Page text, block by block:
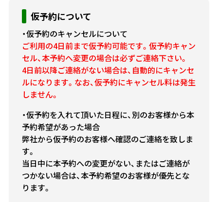
仮予約について
・仮予約のキャンセルについて
ご利用の4日前まで仮予約可能です。仮予約キャン
セル、本予約へ変更の場合は必ずご連絡下さい。
4日前以降ご連絡がない場合は、自動的にキャンセ
ルになります。なお、仮予約にキャンセル料は発生
しません。
・仮予約を入れて頂いた日程に、別のお客様から本
予約希望があった場合
弊社から仮予約のお客様へ確認のご連絡を致しま
す。
当日中に本予約への変更がない、またはご連絡が
つかない場合は、本予約希望のお客様が優先とな
ります。